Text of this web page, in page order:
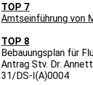
TOP 7
Amtseinführung von
TOP 8
Bebauungsplan für
Antrag Stv. Dr.
31/DS-I(A)0004